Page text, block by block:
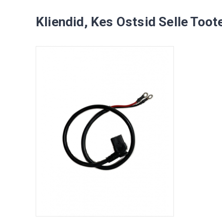
Kliendid, Kes Ostsid Selle